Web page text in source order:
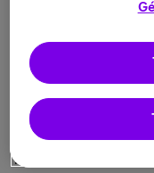
ou être transmis par
La majorité des
des symptômes
rhume. Mais, dans
aux poumons des
d'infections
respiratoires